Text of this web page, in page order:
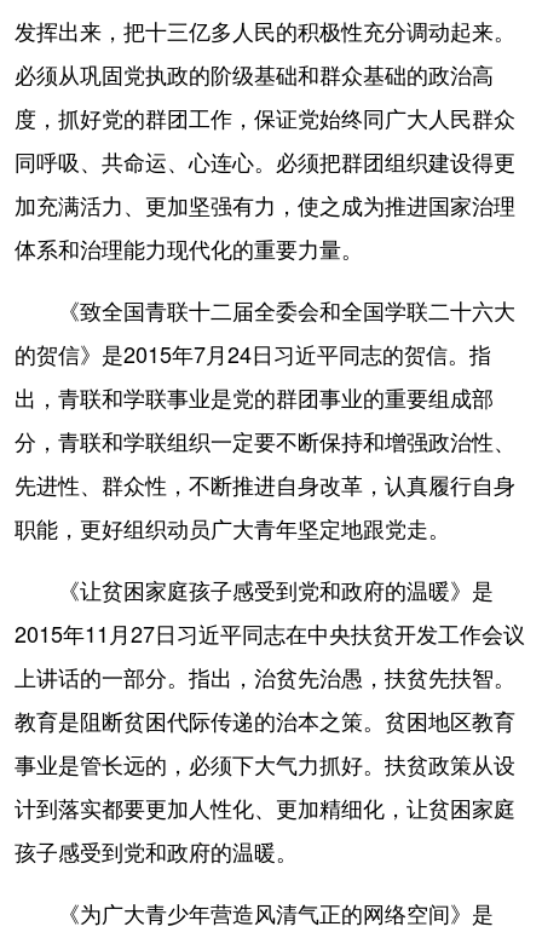
发挥出来，把十三亿多人民的积极性充分调动起来。
必须从巩固党执政的阶级基础和群众基础的政治高
度，抓好党的群团工作，保证党始终同广大人民群众
同呼吸、共命运、心连心。必须把群团组织建设得更
加充满活力、更加坚强有力，使之成为推进国家治理
体系和治理能力现代化的重要力量。
《致全国青联十二届全委会和全国学联二十六大
的贺信》是2015年7月24日习近平同志的贺信。指
出，青联和学联事业是党的群团事业的重要组成部
分，青联和学联组织一定要不断保持和增强政治性、
先进性、群众性，不断推进自身改革，认真履行自身
职能，更好组织动员广大青年坚定地跟党走。
《让贫困家庭孩子感受到党和政府的温暖》是
2015年11月27日习近平同志在中央扶贫开发工作会议
上讲话的一部分。指出，治贫先治愚，扶贫先扶智。
教育是阻断贫困代际传递的治本之策。贫困地区教育
事业是管长远的，必须下大气力抓好。扶贫政策从设
计到落实都要更加人性化、更加精细化，让贫困家庭
孩子感受到党和政府的温暖。
《为广大青少年营造风清气正的网络空间》是